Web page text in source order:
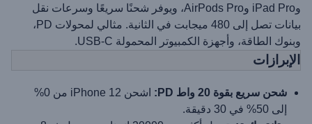
وiPad Pro وAirPods Pro، ويوفر شحنًا سريعًا وسرعات نقل
بيانات تصل إلى 480 ميجابت في الثانية. مثالي لمحولات PD،
وبنوك الطاقة، وأجهزة الكمبيوتر المحمولة USB-C.
الإبرازات
شحن سريع بقوة 20 واط PD:
اشحن iPhone 12 من 0%
إلى 50% في 30 دقيقة.